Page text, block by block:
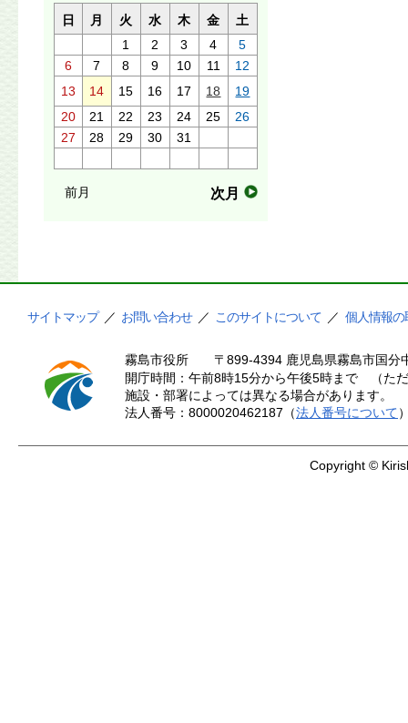
日 月 火 水 木 金
土
1
2 3 4
5
6
7 8 9 10 11
12
13
14 15 16 17 18
19
20
21 22 23 24 25
26
27
28 29 30 31
前月 次月
サイトマップ ／ お問い合わせ ／ このサイトについて ／ 個人情報の
霧島市役所
〒899-4394 鹿児島県霧島市国
開庁時間：午前8時15分から午後5時まで （た
施設・部署によっては異なる場合があります。
法人番号：8000020462187（法人番号について
Copyright ©